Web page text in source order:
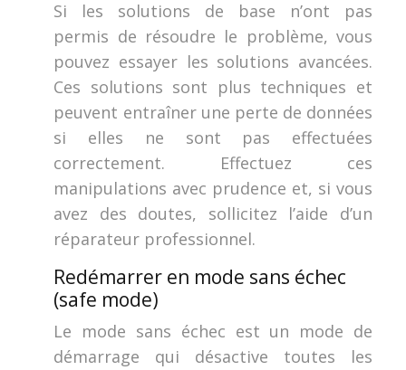
Si les solutions de base n’ont pas
permis de résoudre le problème, vous
pouvez essayer les solutions avancées.
Ces solutions sont plus techniques et
peuvent entraîner une perte de données
si elles ne sont pas effectuées
correctement. Effectuez ces
manipulations avec prudence et, si vous
avez des doutes, sollicitez l’aide d’un
réparateur professionnel.
Redémarrer en mode sans échec
(safe mode)
Le mode sans échec est un mode de
démarrage qui désactive toutes les